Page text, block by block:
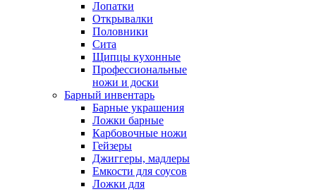
Лопатки
Открывалки
Половники
Сита
Щипцы кухонные
Профессиональные
ножи и доски
Барный инвентарь
Барные украшения
Ложки барные
Карбовочные ножи
Гейзеры
Джиггеры, мадлеры
Емкости для соусов
Ложки для